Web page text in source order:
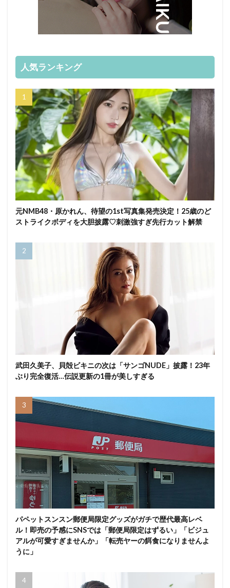
人気ランキング
元NMB48・原かれん、待望の1st写真集発売決定！25歳のど
ストライクボディを大胆披露♡刺激強すぎ先行カット解禁
武田久美子、貝殻ビキニの次は「サンゴNUDE」披露！23年
ぶり完全復活…伝説更新の1冊が美しすぎる
パペットスンスン郵便局限定グッズがガチで歴代最高レベ
ル！即売の予感にSNSでは「郵便局限定はずるい」「ビジュ
アルが可愛すぎませんか」「転売ヤーの餌食になりませんよ
うに」